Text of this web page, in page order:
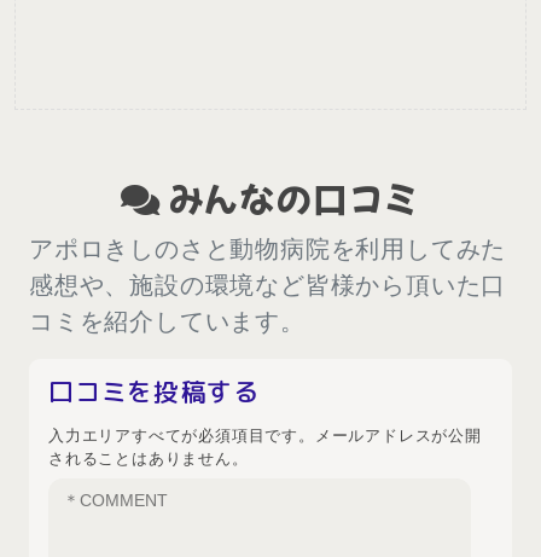
みんなの口コミ
アポロきしのさと動物病院を利用してみた
感想や、施設の環境など皆様から頂いた口
コミを紹介しています。
口コミを投稿する
入力エリアすべてが必須項目です。メールアドレスが公開
されることはありません。